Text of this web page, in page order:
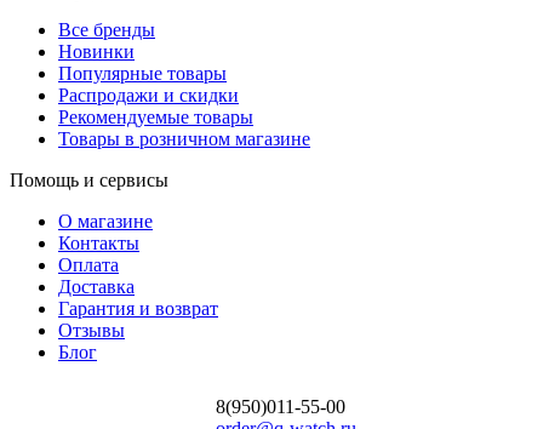
Все бренды
Новинки
Популярные товары
Распродажи и скидки
Рекомендуемые товары
Товары в розничном магазине
Помощь и сервисы
О магазине
Контакты
Оплата
Доставка
Гарантия и возврат
Отзывы
Блог
8(950)011-55-00